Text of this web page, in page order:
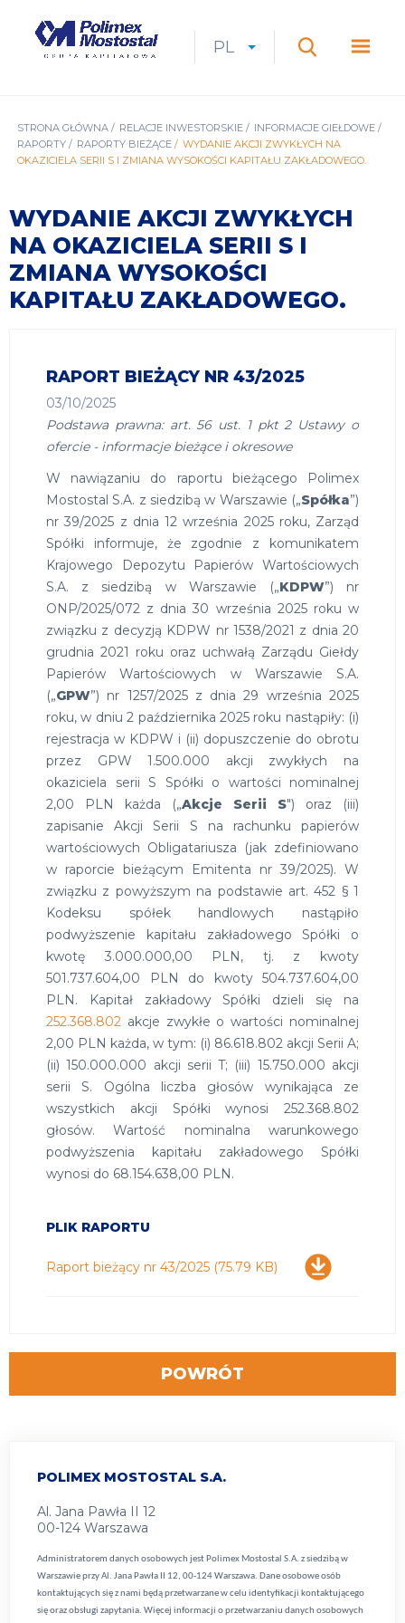
Mostostal
CURRENT
PL
ROZWIŃ
LANGUAGESZUKAJ
ŚCIEŻKA
NAWIGACYJNA
STRONA GŁÓWNA RELACJE INWESTORSKIE
INFORMACJE GIEŁDOWE
RAPORTY
RAPORTY BIEŻĄCE
WYDANIE AKCJI ZWYKŁYCH NA
OKAZICIELA SERII S I ZMIANA WYSOKOŚCI KAPITAŁU ZAKŁADOWEGO.
POLIMEX MOSTOSTAL S.A.
Al. Jana Pawła II 12
00-124 Warszawa
Administratorem danych osobowych jest Polimex Mostostal S.A. z siedzibą w
Warszawie przy Al. Jana Pawła II 12, 00-124 Warszawa. Dane osobowe osób
kontaktujących się z nami będą przetwarzane w celu identyfikacji kontaktującego
się oraz obsługi zapytania. Więcej informacji o przetwarzaniu danych osobowych
WYDANIE AKCJI ZWYKŁYCH
NA OKAZICIELA SERII S I
ZMIANA WYSOKOŚCI
KAPITAŁU ZAKŁADOWEGO.
RAPORT BIEŻĄCY NR 43/2025
03/10/2025
Podstawa prawna: art. 56 ust. 1 pkt 2 Ustawy o
ofercie - informacje bieżące i okresowe
W nawiązaniu do raportu bieżącego Polimex
Mostostal S.A. z siedzibą w Warszawie („Spółka”)
nr 39/2025 z dnia 12 września 2025 roku, Zarząd
Spółki informuje, że zgodnie z komunikatem
Krajowego Depozytu Papierów Wartościowych
S.A. z siedzibą w Warszawie („KDPW”) nr
ONP/2025/072 z dnia 30 września 2025 roku w
związku z decyzją KDPW nr 1538/2021 z dnia 20
grudnia 2021 roku oraz uchwałą Zarządu Giełdy
Papierów Wartościowych w Warszawie S.A.
(„GPW”) nr 1257/2025 z dnia 29 września 2025
roku, w dniu 2 października 2025 roku nastąpiły: (i)
rejestracja w KDPW i (ii) dopuszczenie do obrotu
przez GPW 1.500.000 akcji zwykłych na
okaziciela serii S Spółki o wartości nominalnej
2,00 PLN każda („Akcje Serii S") oraz (iii)
zapisanie Akcji Serii S na rachunku papierów
wartościowych Obligatariusza (jak zdefiniowano
w raporcie bieżącym Emitenta nr 39/2025). W
związku z powyższym na podstawie art. 452 § 1
Kodeksu spółek handlowych nastąpiło
podwyższenie kapitału zakładowego Spółki o
kwotę 3.000.000,00 PLN, tj. z kwoty
501.737.604,00 PLN do kwoty 504.737.604,00
PLN. Kapitał zakładowy Spółki dzieli się na
252.368.802 akcje zwykłe o wartości nominalnej
2,00 PLN każda, w tym: (i) 86.618.802 akcji Serii A;
(ii) 150.000.000 akcji serii T; (iii) 15.750.000 akcji
serii S. Ogólna liczba głosów wynikająca ze
wszystkich akcji Spółki wynosi 252.368.802
głosów. Wartość nominalna warunkowego
podwyższenia kapitału zakładowego Spółki
wynosi do 68.154.638,00 PLN.
PLIK RAPORTU
Pobierz
Raport bieżący nr 43/2025 (75.79 KB)
POWRÓT